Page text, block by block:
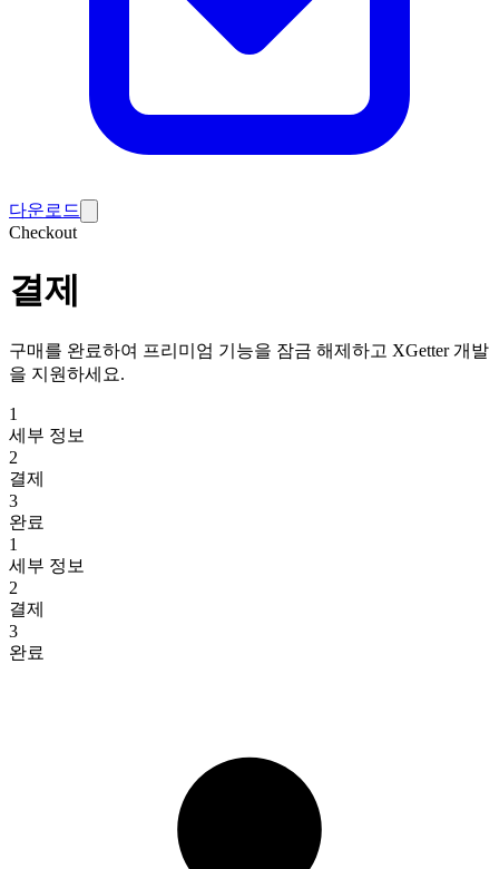
다운로드
Checkout
결제
구매를 완료하여 프리미엄 기능을 잠금 해제하고 XGetter 개발
을 지원하세요.
1
세부 정보
2
결제
3
완료
1
세부 정보
2
결제
3
완료